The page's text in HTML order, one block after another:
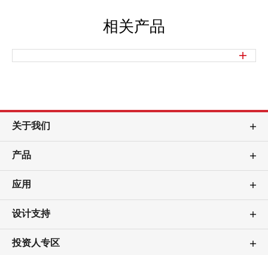
相关产品
关于我们
产品
应用
设计支持
投资人专区